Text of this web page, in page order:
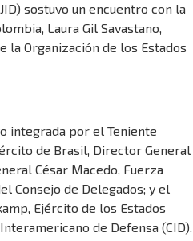
sostuvo un encuentro con la
Laura Gil Savastano,
la Organización de los Estados
integrada por el Teniente
de Brasil, Director General
César Macedo, Fuerza
Consejo de Delegados; y el
Ejército de los Estados
de Defensa (CID).